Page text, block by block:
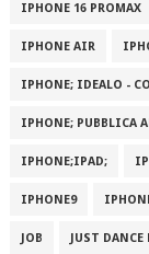
IPHONE 16 PROMAX
IPHONE AIR
IPHONE; IDEALO -
IPHONE; PUBBLICA
IPHONE;IPAD;
IPHONE9
JOB JUST DANCE